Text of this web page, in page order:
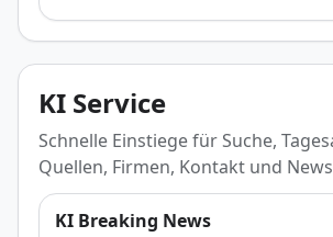
KI Service
Schnelle Einstiege für Suche,
Quellen, Firmen, Kontakt und
KI Breaking News